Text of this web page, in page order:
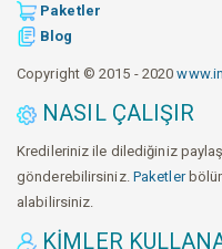
Paketler
Blog
Copyright © 2015 - 2020
NASIL ÇALIŞIR
Kredileriniz ile dilediğiniz
gönderebilirsiniz. Paketler
alabilirsiniz.
KIMLER